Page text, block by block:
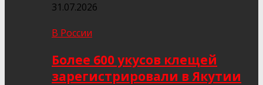
31.07.2026
В России
Более 600 укусов клещей
зарегистрировали в Якутии